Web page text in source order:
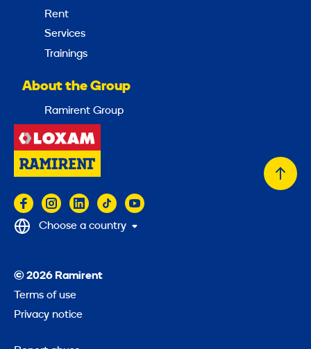
Rent
Services
Trainings
About the Group
Ramirent Group
Back
© 2026 Ramirent
Terms of use
Privacy notice
Choose a country